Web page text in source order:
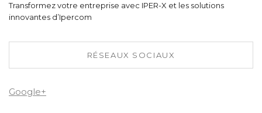
Transformez votre entreprise avec IPER-X et les solutions
innovantes d’Ipercom
RÉSEAUX SOCIAUX
Google+